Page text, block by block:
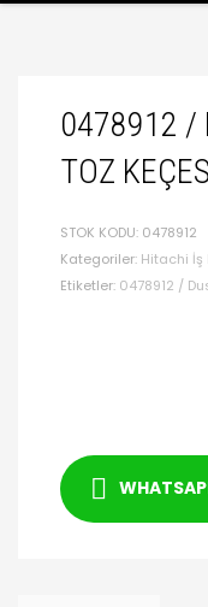
0478912 /
TOZ
STOK KODU: 0478912
Kategoriler: Hitachi İş
Etiketler: 0478912 /